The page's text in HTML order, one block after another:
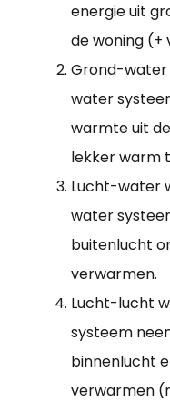
energie uit
de woning (+
Grond-water
water
warmte uit
lekker warm
Lucht-water
water
buitenlucht
verwarmen.
Lucht-lucht
systeem
binnenlucht
verwarmen